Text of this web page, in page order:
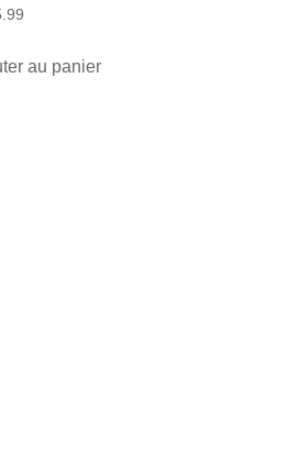
au panier